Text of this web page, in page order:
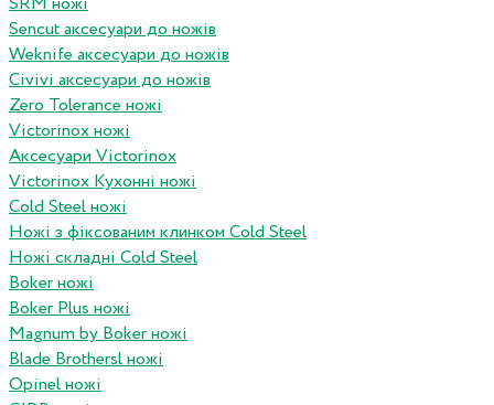
Sencut аксесуари до ножів
Weknife аксесуари до ножів
Civivi аксесуари до ножів
Zero Tolerance ножі
Victorinox ножі
Аксесуари Victorinox
Victorinox Кухонні ножі
Cold Steel ножі
Ножі з фіксованим клинком Cold Steel
Ножі складні Cold Steel
Boker ножі
Boker Plus ножі
Magnum by Boker ножі
Blade Brothersl ножі
Opinel ножі